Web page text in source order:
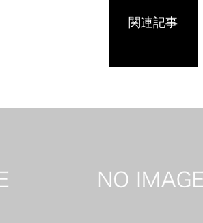
関連記事